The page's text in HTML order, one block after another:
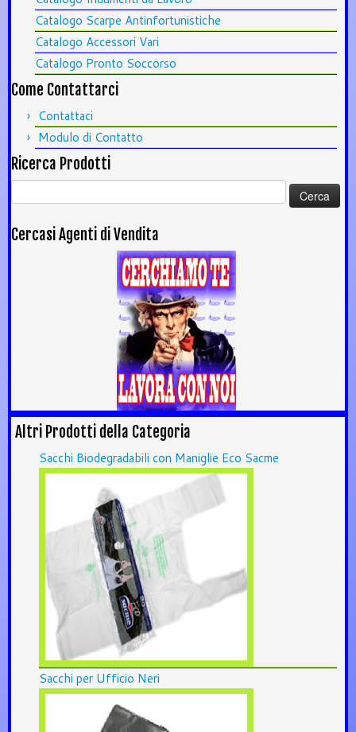
Catalogo Scarpe Antinfortunistiche
Catalogo Accessori Vari
Catalogo Pronto Soccorso
Come Contattarci
Contattaci
Modulo di Contatto
Ricerca Prodotti
Ricerca
per:
Cercasi Agenti di Vendita
Altri Prodotti della Categoria
Sacchi Biodegradabili con Maniglie Eco Sacme
Sacchi per Ufficio Neri